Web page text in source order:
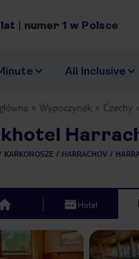
lat | numer 1 w Polsce
All Inclusive
Wypoczynek Czechy
KARKONOSZE HARRACHOV
top Hotel
slide